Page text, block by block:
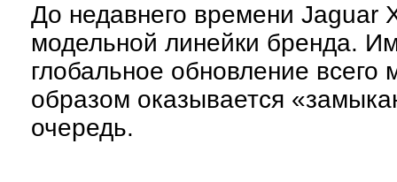
До недавнего времени Jaguar
модельной линейки бренда.
глобальное обновление
образом оказывается
очередь.